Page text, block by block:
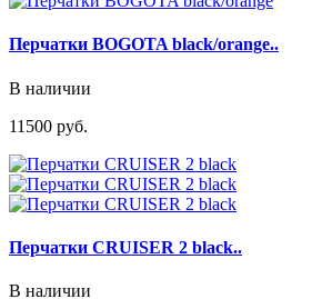
Перчатки BOGOTA black/orange..
В наличии
11500 руб.
Перчатки CRUISER 2 black..
В наличии